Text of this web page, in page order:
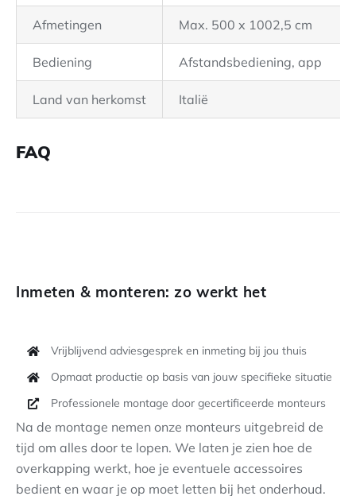
Afmetingen Max. 500 x 1002,5 cm
Bediening Afstandsbediening, app
Land van herkomst Italië
FAQ
Inmeten & monteren: zo werkt het
Vrijblijvend adviesgesprek en inmeting bij jou thuis
Opmaat productie op basis van jouw specifieke situatie
Professionele montage door gecertificeerde monteurs
Na de montage nemen onze monteurs uitgebreid de
tijd om alles door te lopen. We laten je zien hoe de
overkapping werkt, hoe je eventuele accessoires
bedient en waar je op moet letten bij het onderhoud.